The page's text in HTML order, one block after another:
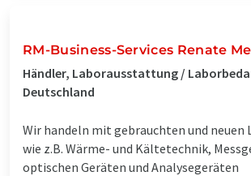
RM-Business-Services Renate
Händler, Laborausstattung /
Deutschland
Wir handeln mit gebrauchten und neuen
wie z.B. Wärme- und Kältetechnik,
optischen Geräten und Analysegeräten